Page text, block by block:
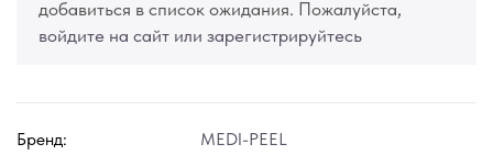
добавиться в список ожидания. Пожалуйста,
войдите на сайт или зарегистрируйтесь
Бренд: MEDI-PEEL